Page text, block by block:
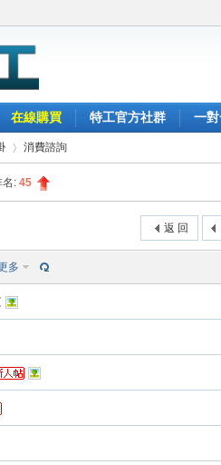
在線購買 特工官方社群 一
消費諮詢
名: 45
返 回
多